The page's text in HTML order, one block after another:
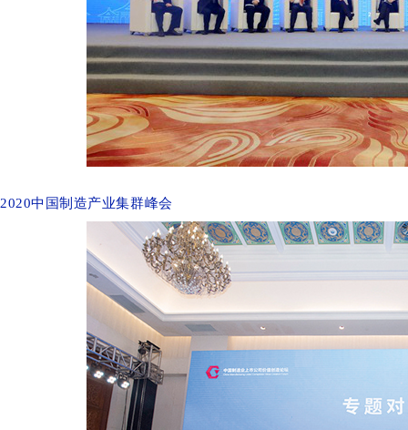
2020中国制造产业集群峰会